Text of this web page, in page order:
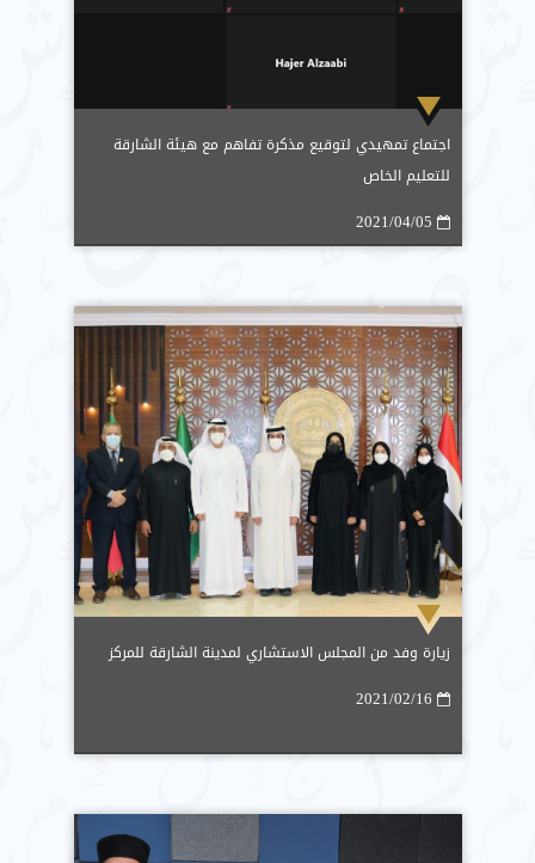
اجتماع تمهيدي لتوقيع مذكرة تفاهم مع هيئة الشارقة
للتعليم الخاص
2021/04/05
زيارة وفد من المجلس الاستشاري لمدينة الشارقة للمركز
2021/02/16